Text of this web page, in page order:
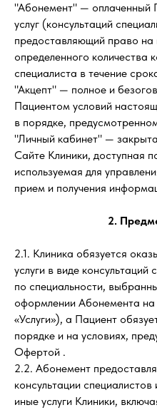
"Абонемент" — оплаченный
услуг (консультаций
предоставляющий право на
определенного количества
специалиста в течение
"Акцепт" — полное и
Пациентом условий
в порядке,
"Личный кабинет" —
Сайте Клиники, доступная
используемая для
прием и получения
2.
2.1. Клиника обязуется
услуги в виде консультаций
по специальности,
оформлении Абонемента
«Услуги»), а Пациент
порядке и на условиях,
Офертой .
2.2. Абонемент
консультации
иные услуги Клиники,